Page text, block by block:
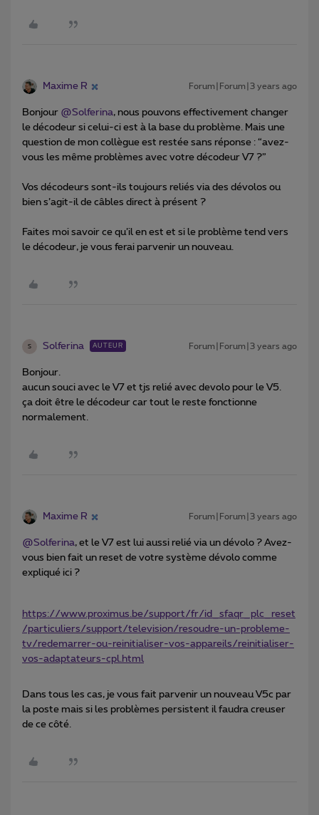
Maxime R Forum|Forum|3 years ago
Bonjour @Solferina, nous pouvons effectivement changer
le décodeur si celui-ci est à la base du problème. Mais une
question de mon collègue est restée sans réponse : “avez-
vous les même problèmes avec votre décodeur V7 ?”
Vos décodeurs sont-ils toujours reliés via des dévolos ou
bien s’agit-il de câbles direct à présent ?
Faites moi savoir ce qu’il en est et si le problème tend vers
le décodeur, je vous ferai parvenir un nouveau.
S Solferina AUTEUR Forum|Forum|3 years ago
Bonjour.
aucun souci avec le V7 et tjs relié avec devolo pour le V5.
ça doit être le décodeur car tout le reste fonctionne
normalement.
Maxime R Forum|Forum|3 years ago
@Solferina, et le V7 est lui aussi relié via un dévolo ? Avez-
vous bien fait un reset de votre système dévolo comme
expliqué ici ?
https://www.proximus.be/support/fr/id_sfaqr_plc_reset
/particuliers/support/television/resoudre-un-probleme-
tv/redemarrer-ou-reinitialiser-vos-appareils/reinitialiser-
vos-adaptateurs-cpl.html
Dans tous les cas, je vous fait parvenir un nouveau V5c par
la poste mais si les problèmes persistent il faudra creuser
de ce côté.